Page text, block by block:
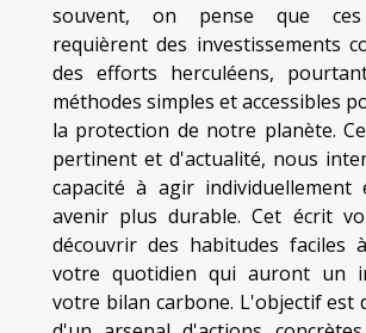
souvent, on pense que ces
requièrent des investissements
des efforts herculéens,
méthodes simples et accessibles
la protection de notre planète.
pertinent et d'actualité, nous
capacité à agir
avenir plus durable. Cet écrit
découvrir des habitudes faciles
votre quotidien qui auront un
votre bilan carbone. L'objectif est